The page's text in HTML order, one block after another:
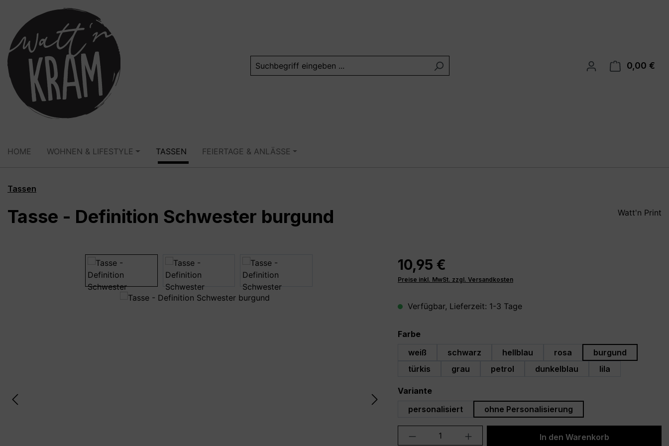
Zur Hauptnavigation springen
0,00 €
HOME WOHNEN & LIFESTYLE TASSEN FEIERTAGE & ANLÄSSE
Tassen
Tasse - Definition Schwester burgund Watt'n Print
Bildergalerie überspringen 10,95 €
Preise inkl. MwSt. zzgl. Versandkosten
Verfügbar, Lieferzeit: 1-3 Tage
Farbeauswählen
weiß
schwarz hellblau rosa
burgund
türkis
grau petrol dunkelblau lila
Varianteauswählen
personalisiert
ohne Personalisierung
Produkt Anzahl: Gib den gewünschten Wert
In den Warenkorb